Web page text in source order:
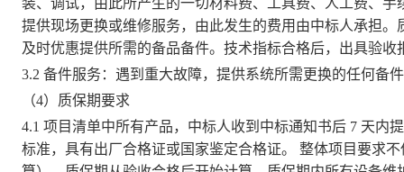
装、调试，由此所产生的一切材料费、工具费、人工费、
提供现场更换或维修服务，由此发生的费用由中标人承担
及时优惠提供所需的备品备件。技术指标合格后，出具验收
3.2 备件服务：遇到重大故障，提供系统所需更换的任何备
（4）质保期要求
4.1 项目清单中所有产品，中标人收到中标通知书后 7 天内
标准，具有出厂合格证或国家鉴定合格证。 整体项目要求不